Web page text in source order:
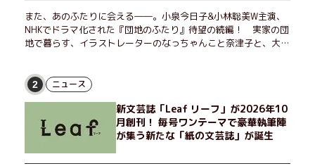
また、あのふたりに会える――。小泉今日子&小林聡美W主演、
NHKでドラマ化された『団地のふたり』待望の続編！ 実家の団
地で暮らす、イラストレーターのなっちゃんこと奈津子と、大学
げたり、部屋でふたりだけの「台湾映画祭」を催したり。50代
独身、幼なじみの変わらぬ友情とささやかな幸せの日々を描く。
2 ニュース
新文芸誌「Leaf リーフ」が2026年10
月創刊！ 毎号ワンテーマで豪華執筆陣
が集う新たな「紙の文芸誌」が誕生